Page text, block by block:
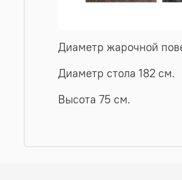
Диаметр жарочной
Диаметр стола 182 см.
Высота 75 см.